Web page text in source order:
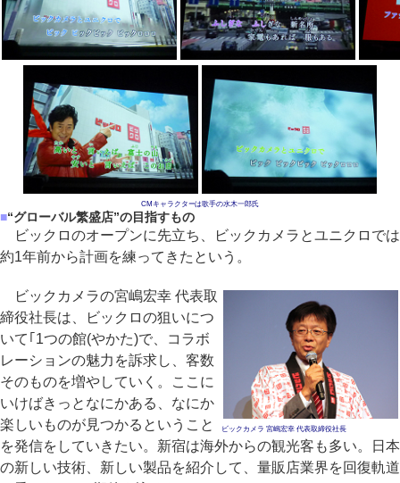
CMキャラクターは歌手の水木一郎氏
■“グローバル繁盛店”の目指すもの
ビックロのオープンに先立ち、ビックカメラとユニクロでは
約1年前から計画を練ってきたという。
ビックカメラ 宮嶋宏幸 代表取締役社長
ビックカメラの宮嶋宏幸 代表取
締役社長は、ビックロの狙いにつ
いて｢1つの館(やかた)で、コラボ
レーションの魅力を訴求し、客数
そのものを増やしていく。ここに
いけばきっとなにかある、なにか
楽しいものが見つかるということ
を発信をしていきたい。新宿は海外からの観光客も多い。日本
の新しい技術、新しい製品を紹介して、量販店業界を回復軌道